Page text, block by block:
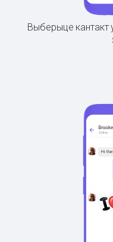
Выберыце кантакт